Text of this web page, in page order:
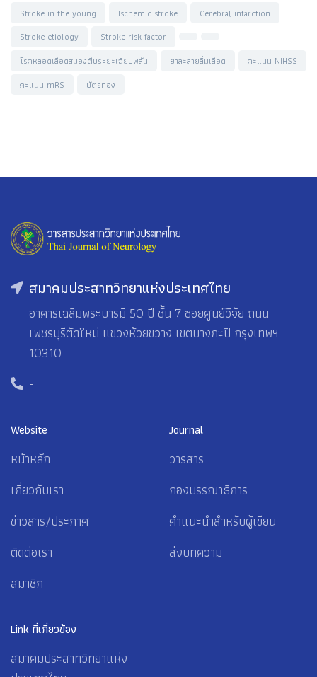
Stroke in the young
Ischemic stroke
Cerebral infarction
Stroke etiology
Stroke risk factor
โรคหลอดเลือดสมองตีบระยะเฉียบพลัน
ยาละลายลิ่มเลือด
คะแนน NIHSS
คะแนน mRS
บัตรทอง
สมาคมประสาทวิทยาแห่งประเทศไทย
อาคารเฉลิมพระบารมี 50 ปี ชั้น 7 ซอยศูนย์วิจัย ถนน
เพชรบุรีตัดใหม่ แขวงห้วยขวาง เขตบางกะปิ กรุงเทพฯ
10310
-
Website
หน้าหลัก
เกี่ยวกับเรา
ข่าวสาร/ประกาศ
ติดต่อเรา
สมาชิก
Journal
วารสาร
กองบรรณาธิการ
คำแนะนำสำหรับผู้เขียน
ส่งบทความ
Link ที่เกี่ยวข้อง
สมาคมประสาทวิทยาแห่ง